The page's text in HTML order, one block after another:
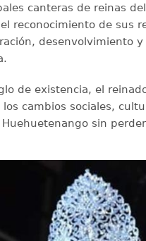
canteras de reinas
reconocimiento de sus
desenvolvimiento
de existencia, el
los cambios sociales,
sin